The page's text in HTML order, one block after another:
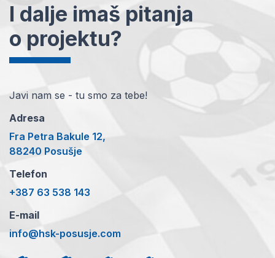
I dalje imaš pitanja
o projektu?
Javi nam se - tu smo za tebe!
Adresa
Fra Petra Bakule 12,
88240 Posušje
Telefon
+387 63 538 143
E-mail
info@hsk-posusje.com